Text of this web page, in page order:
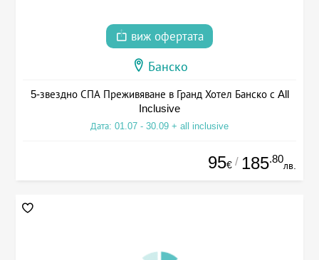
виж офертата
Банско
5-звездно СПА Преживяване в Гранд Хотел Банско с All
Inclusive
Дата: 01.07 - 30.09 + all inclusive
95€ / 185.80
лв.